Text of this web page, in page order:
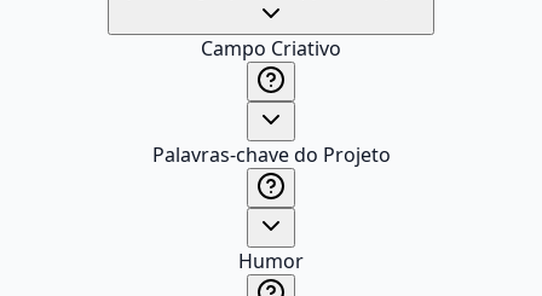
Campo Criativo
Palavras-chave do Projeto
Humor